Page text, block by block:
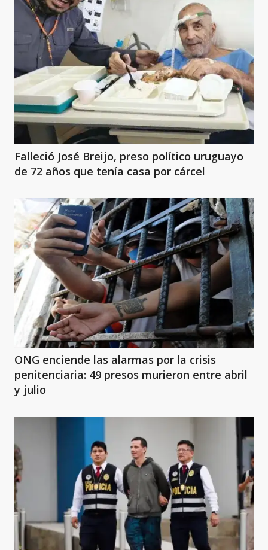
Falleció José Breijo, preso político uruguayo
de 72 años que tenía casa por cárcel
ONG enciende las alarmas por la crisis
penitenciaria: 49 presos murieron entre abril
y julio